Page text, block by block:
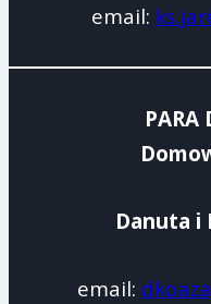
email:
PARA
Danuta i
email: